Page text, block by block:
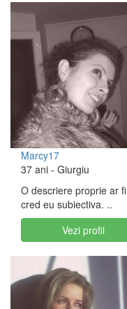
Marcy17
37 ani - Giurgiu
O descriere proprie ar fi
cred eu subiectiva. ..
Vezi profil